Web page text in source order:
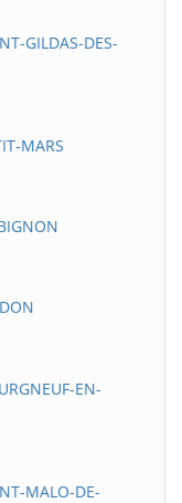
GILDAS-DES-
MARS
EN-
MALO-DE-